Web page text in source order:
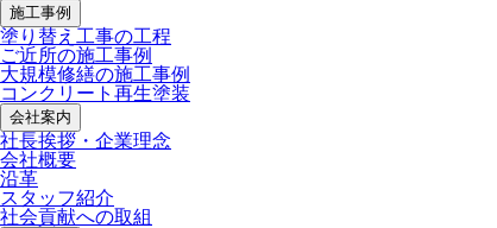
施工事例
塗り替え工事の工程
ご近所の施工事例
大規模修繕の施工事例
コンクリート再生塗装
会社案内
社長挨拶・企業理念
会社概要
沿革
スタッフ紹介
社会貢献への取組